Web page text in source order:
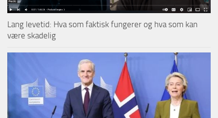
Lang levetid: Hva som faktisk fungerer og hva som kan
være skadelig